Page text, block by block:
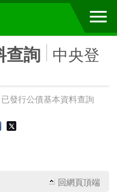
查詢 中央登
已發行公債基本資料查詢
回網頁頂端